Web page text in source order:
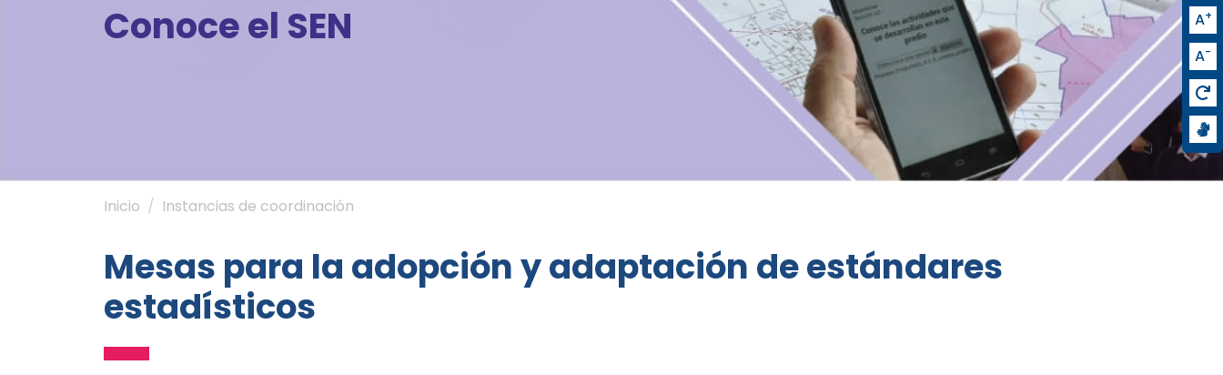
Conoce el SEN
Inicio Instancias de coordinación
Mesas para la adopción y adaptación de estándares
estadísticos
A+
A-